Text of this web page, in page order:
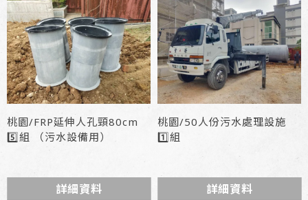
桃園/FRP延伸人孔頸80cm
5️⃣組 （污水設備用）
詳細資料
桃園/50人份污水處理設施
1️⃣組
詳細資料